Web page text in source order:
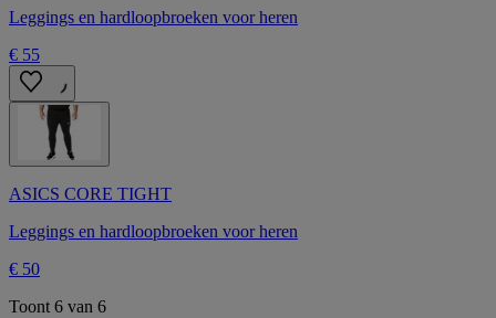
Leggings en hardloopbroeken voor heren
€ 55
ASICS CORE TIGHT
Leggings en hardloopbroeken voor heren
€ 50
Toont 6 van 6